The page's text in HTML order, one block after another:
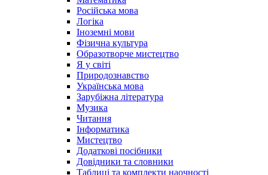
Російська мова
Логіка
Іноземні мови
Фізична культура
Образотворче мистецтво
Я у світі
Природознавство
Українська мова
Зарубіжна література
Музика
Читання
Інформатика
Мистецтво
Додаткові посібники
Довідники та словники
Таблиці та комплекти наочності